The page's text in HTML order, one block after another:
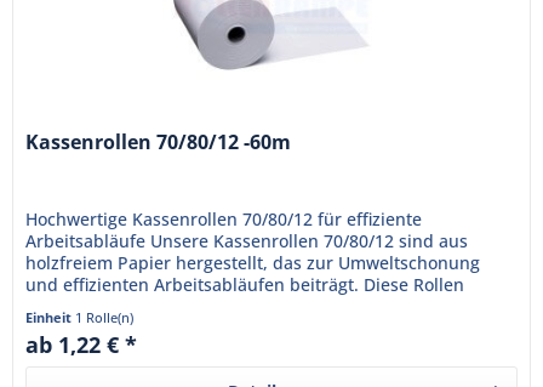
Kassenrollen 70/80/12 -60m
Hochwertige Kassenrollen 70/80/12 für effiziente
Arbeitsabläufe Unsere Kassenrollen 70/80/12 sind aus
holzfreiem Papier hergestellt, das zur Umweltschonung
und effizienten Arbeitsabläufen beiträgt. Diese Rollen
haben eine Länge von...
Einheit 1 Rolle(n)
ab 1,22 € *